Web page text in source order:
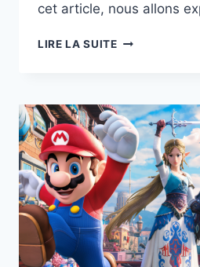
cet article, nous allons
LIRE LA SUITELES
TURISMO
SUR
PLAYSTATION
1